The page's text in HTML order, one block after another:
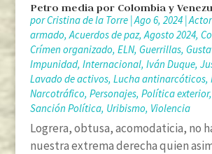
Petro media por Colombia y
porCristina de la Torre|Ago 6, 2024|
armado,Acuerdos de paz,Agosto 2024,
Crímen organizado, ELN, Guerrillas,
Impunidad, Internacional, Iván Duque,
Lavado de activos, Lucha antinarcóticos,
Narcotráfico, Personajes, Política exterior,
Sanción Política, Uribismo, Violencia
Logrera, obtusa, acomodaticia, no
nuestra extrema derecha quien